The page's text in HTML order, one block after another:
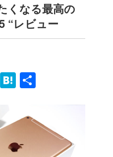
くなる最高の
“レビュー
Li
n
H
at
e
n
a